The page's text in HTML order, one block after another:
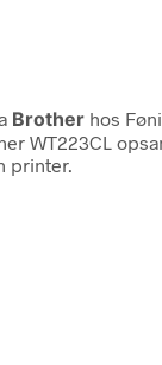
Brother hos
WT223CL
printer.